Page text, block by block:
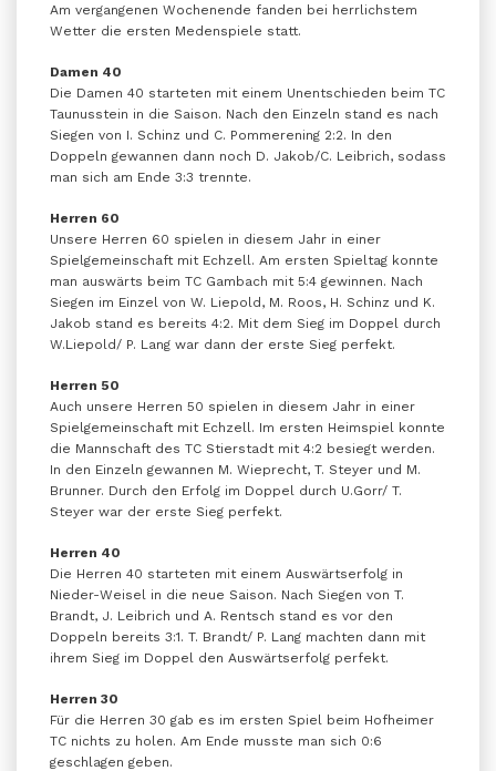
Am vergangenen Wochenende fanden bei herrlichstem
Wetter die ersten Medenspiele statt.
Damen 40
Die Damen 40 starteten mit einem Unentschieden beim TC
Taunusstein in die Saison. Nach den Einzeln stand es nach
Siegen von I. Schinz und C. Pommerening 2:2. In den
Doppeln gewannen dann noch D. Jakob/C. Leibrich, sodass
man sich am Ende 3:3 trennte.
Herren 60
Unsere Herren 60 spielen in diesem Jahr in einer
Spielgemeinschaft mit Echzell. Am ersten Spieltag konnte
man auswärts beim TC Gambach mit 5:4 gewinnen. Nach
Siegen im Einzel von W. Liepold, M. Roos, H. Schinz und K.
Jakob stand es bereits 4:2. Mit dem Sieg im Doppel durch
W.Liepold/ P. Lang war dann der erste Sieg perfekt.
Herren 50
Auch unsere Herren 50 spielen in diesem Jahr in einer
Spielgemeinschaft mit Echzell. Im ersten Heimspiel konnte
die Mannschaft des TC Stierstadt mit 4:2 besiegt werden.
In den Einzeln gewannen M. Wieprecht, T. Steyer und M.
Brunner. Durch den Erfolg im Doppel durch U.Gorr/ T.
Steyer war der erste Sieg perfekt.
Herren 40
Die Herren 40 starteten mit einem Auswärtserfolg in
Nieder-Weisel in die neue Saison. Nach Siegen von T.
Brandt, J. Leibrich und A. Rentsch stand es vor den
Doppeln bereits 3:1. T. Brandt/ P. Lang machten dann mit
ihrem Sieg im Doppel den Auswärtserfolg perfekt.
Herren 30
Für die Herren 30 gab es im ersten Spiel beim Hofheimer
TC nichts zu holen. Am Ende musste man sich 0:6
geschlagen geben.